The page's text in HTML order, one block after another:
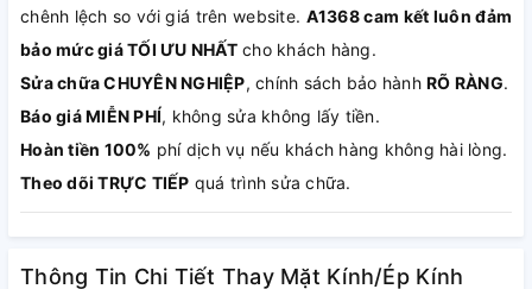
chênh lệch so với giá trên website. A1368 cam kết luôn đảm
bảo mức giá TỐI ƯU NHẤTcho khách hàng.
Sửa chữa CHUYÊN NGHIỆP, chính sách bảo hành RÕ RÀNG.
Báo giá MIỄN PHÍ, không sửa không lấy tiền.
Hoàn tiền 100% phí dịch vụ nếu khách hàng không hài lòng.
Theo dõi TRỰC TIẾP quá trình sửa chữa.
Thông Tin Chi Tiết Thay Mặt Kính/Ép Kính